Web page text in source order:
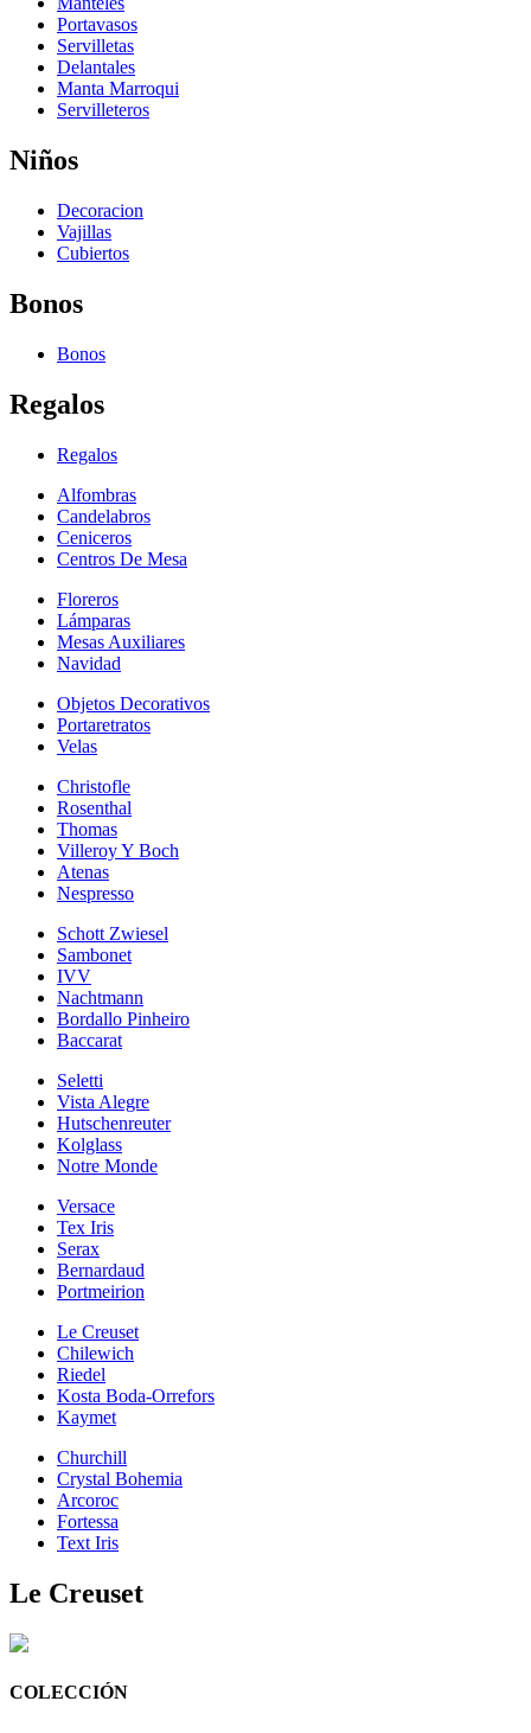
Portavasos
Servilletas
Delantales
Manta Marroqui
Servilleteros
Niños
Decoracion
Vajillas
Cubiertos
Bonos
Bonos
Regalos
Regalos
Alfombras
Candelabros
Ceniceros
Centros De Mesa
Floreros
Lámparas
Mesas Auxiliares
Navidad
Objetos Decorativos
Portaretratos
Velas
Christofle
Rosenthal
Thomas
Villeroy Y Boch
Atenas
Nespresso
Schott Zwiesel
Sambonet
IVV
Nachtmann
Bordallo Pinheiro
Baccarat
Seletti
Vista Alegre
Hutschenreuter
Kolglass
Notre Monde
Versace
Tex Iris
Serax
Bernardaud
Portmeirion
Le Creuset
Chilewich
Riedel
Kosta Boda-Orrefors
Kaymet
Churchill
Crystal Bohemia
Arcoroc
Fortessa
Text Iris
Le Creuset
COLECCIÓN